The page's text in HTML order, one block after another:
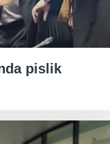
pislik